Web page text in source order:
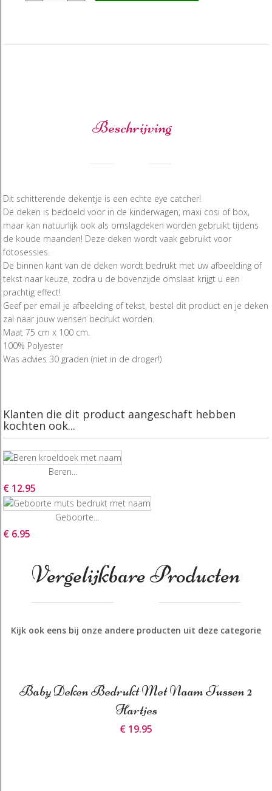
Beschrijving
Dit schitterende dekentje is een echte eye catcher!
De deken is bedoeld voor in de kinderwagen, maxi cosi of box,
maar kan natuurlijk ook als omslagdeken worden gebruikt tijdens
de koude maanden! Deze deken wordt vaak gebruikt voor
fotosessies.
De binnen kant van de deken wordt bedrukt met uw afbeelding of
tekst naar keuze, zodra u de bovenzijde omslaat krijgt u een
prachtig effect!
Geef per email je afbeelding of tekst, bestel dit product en je deken
zal naar jouw wensen bedrukt worden.
Maat 75 cm x 100 cm.
100% Polyester
Was advies 30 graden (niet in de droger!)
Klanten die dit product aangeschaft hebben
kochten ook...
Beren...
€ 12.95
Geboorte...
€ 6.95
Vergelijkbare Producten
Kijk ook eens bij onze andere producten uit deze categorie
Baby Deken Bedrukt Met Naam Tussen 2
Hartjes
€ 19.95